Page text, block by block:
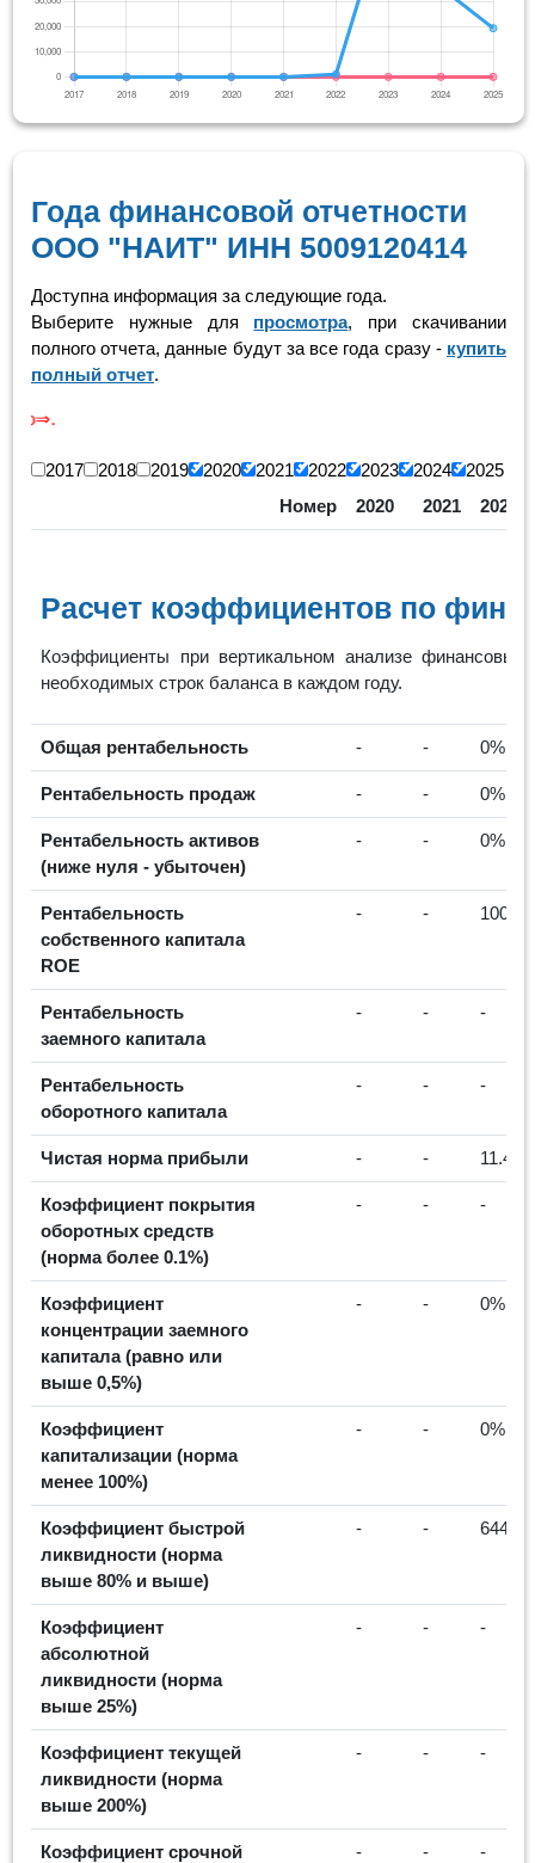
Года финансовой отчетности
ООО "НАИТ" ИНН 5009120414
Доступна информация за следующие года.
Выберите нужные для просмотра, при скачивании
полного отчета, данные будут за все года сразу - купить
полный отчет.
2017 2018 2019 2020 2021 2022 2023 2024
2025
Номер
2020 2021 2022
Расчет коэффициентов по
Коэффициенты при вертикальном анализе финансовых
необходимых строк баланса в каждом году.
Общая рентабельность - - 0%
Рентабельность продаж - - 0%
Рентабельность активов
(ниже нуля - убыточен)
- - 0%
Рентабельность
собственного капитала
ROE
- - 100%
Рентабельность
заемного капитала
- - -
Рентабельность
оборотного капитала
- - -
Чистая норма прибыли - - 11.4%
Коэффициент покрытия
оборотных средств
(норма более 0.1%)
- - -
Коэффициент
концентрации заемного
капитала (равно или
выше 0,5%)
- - 0%
Коэффициент
капитализации (норма
менее 100%)
- - 0%
Коэффициент быстрой
ликвидности (норма
выше 80% и выше)
- -
Коэффициент
абсолютной
ликвидности (норма
выше 25%)
- - -
Коэффициент текущей
ликвидности (норма
выше 200%)
- - -
Коэффициент срочной
- - -